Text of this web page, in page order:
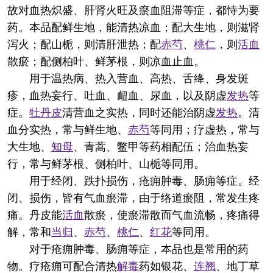
故对血热炽盛、肝肾火旺及瘀血阻滞等症，都恃为要
药。本品配鲜生地，能清热凉血；配大生地，则滋肾
泻火；配山栀，则清肝泄热；配赤芍、 桃仁 ，则 活血
散瘀；配侧柏叶、鲜茅根，则凉血止血。
用于温热病、热入营血、高热、舌绛、身发斑
疹，血热妄行、吐血、衄血、尿血，以及阴虚发热等
症。 牡丹皮清营血之实热，同时还能治阴虚发热。清
血分实热，常与鲜生地、 赤芍等同用；疗虚热，常与
大生地、 知母、青蒿、鳖甲等药相配伍；治血热妄
行，常与鲜茅根、侧柏叶、山栀等同用。
用于经闭、跌扑损伤，疮痈肿毒、肠痈等症。经
闭、损伤，皆有气血瘀滞，由于络道瘀阻，常发生疼
痛。丹皮能活血散瘀，使瘀滞散而气血流畅，疼痛得
解，常和当归 、 赤芍、 桃仁、 红花等同用。
对于疮痈肿毒、肠痈等症，本品也是常用的药
物。疗疮痈可配合清热解毒药如银花、 连翘、地丁草